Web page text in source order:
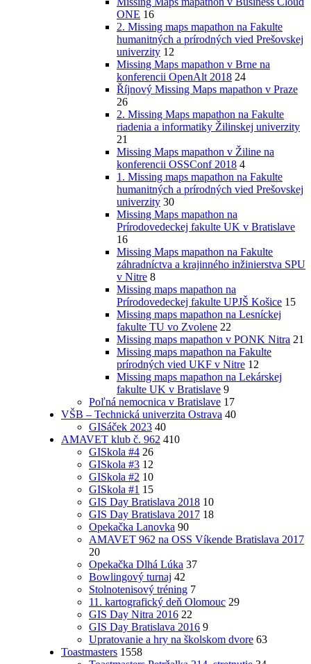
ONE 16
2. Missing maps mapathon na Fakulte
humanitných a prírodných vied Prešovskej
univerzity 12
Missing Maps mapathon v Brne na
konferencii OpenAlt 2018 24
Říjnový Missing Maps mapathon v Praze
26
2. Missing Maps mapathon na Fakulte
riadenia a informatiky Žilinskej univerzity
21
Missing Maps mapathon v Žiline na
konferencii OSSConf 2018 4
1. Missing maps mapathon na Fakulte
humanitných a prírodných vied Prešovskej
univerzity 30
Missing Maps mapathon na
Prírodovedeckej fakulte UK v Bratislave
16
Missing Maps mapathon na Fakulte
záhradníctva a krajinného inžinierstva SPU
v Nitre 8
Missing maps mapathon na
Prírodovedeckej fakulte UPJŠ Košice 15
Missing maps mapathon na Lesníckej
fakulte TU vo Zvolene 22
Missing maps mapathon v PONK Nitra 21
Missing maps mapathon na Fakulte
prírodných vied UKF v Nitre 12
Missing maps mapathon na Lekárskej
fakulte UK v Bratislave 9
Poľná nemocnica v Bratislave 17
VŠB – Technická univerzita Ostrava 40
GISáček 2023 40
AMAVET klub č. 962 410
GISkola #4 26
GISkola #3 12
GISkola #2 10
GISkola #1 15
GIS Day Bratislava 2018 10
GIS Day Bratislava 2017 18
Opekačka Lanovka 90
AMAVET 962 na OSS Víkende Bratislava 2017
20
Opekačka Dlhá Lúka 37
Bowlingový turnaj 42
Stolnotenisový tréning 7
11. kartografický deň Olomouc 29
GIS Day Nitra 2016 22
GIS Day Bratislava 2016 9
Upratovanie a hry na školskom dvore 63
Toastmasters 1558